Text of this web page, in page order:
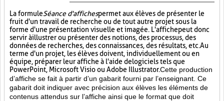
La formuleSéance d'affichespermet aux élèves de présenter le
fruit d'un travail de recherche ou de tout autre projet sous la
forme d'une présentation visuelle et imagée. L'affichepeut donc
servir à illustrer ou présenter des notions, des processus, des
données de recherches, des connaissances, des résultats, etc. Au
terme d'un projet, les élèves doivent, individuellement ou en
équipe, préparer leur affiche à l'aide de logiciels tels que
PowerPoint, Microsoft Visio ou Adobe Illustrator.Cette production
d’affiche se fait à partir d’un gabarit fourni par l’enseignant. Ce
gabarit doit indiquer avec précision aux élèves les éléments de
contenus attendus sur l’affiche ainsi que le format que doit